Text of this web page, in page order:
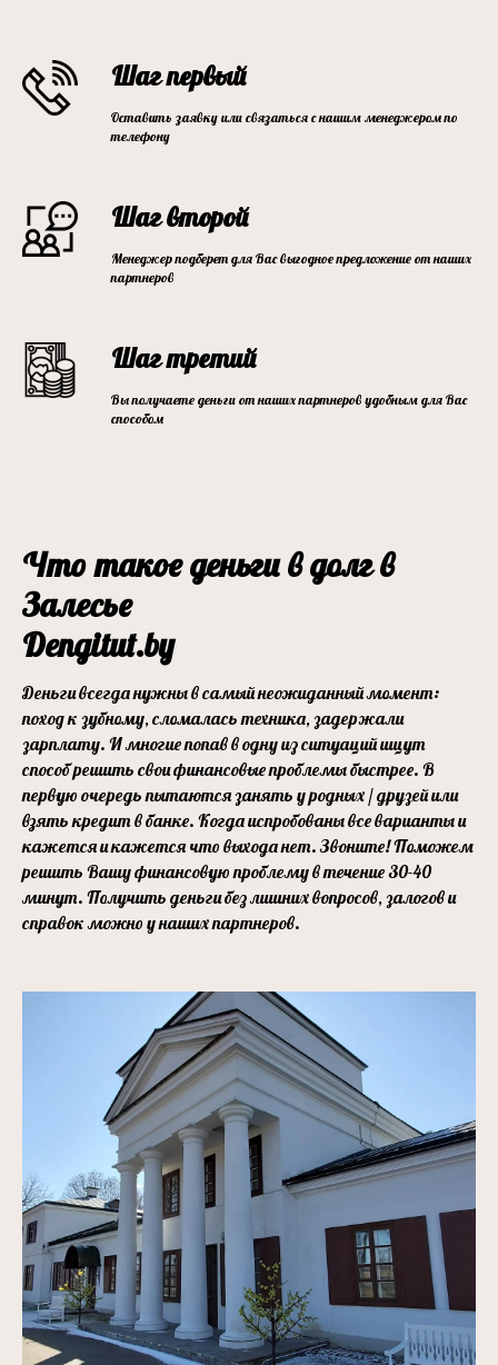
Шаг первый
Оставить заявку или связаться с нашим менеджером по
телефону
Шаг второй
Менеджер подберет для Вас выгодное предложение от наших
партнеров
Шаг третий
Вы получаете деньги от наших партнеров удобным для Вас
способом
Что такое деньги в долг в
Залесье
Dengitut.by
Деньги всегда нужны в самый неожиданный момент:
поход к зубному, сломалась техника, задержали
зарплату. И многие попав в одну из ситуаций ищут
способ решить свои финансовые проблемы быстрее. В
первую очередь пытаются занять у родных / друзей или
взять кредит в банке. Когда испробованы все варианты и
кажется и кажется что выхода нет. Звоните! Поможем
решить Вашу финансовую проблему в течение 30-40
минут. Получить деньги без лишних вопросов, залогов и
справок можно у наших партнеров.